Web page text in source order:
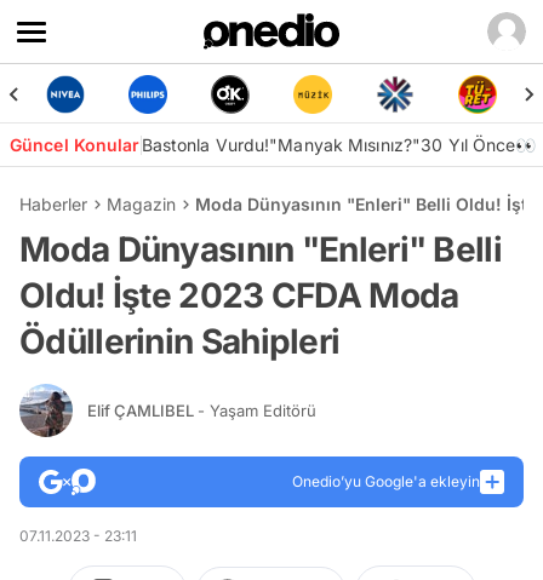
Güncel KonularBastonla Vurdu!"Manyak Mısınız?"30 Yıl Önce👀
Haberler Magazin Moda Dünyasının "Enleri" Belli Oldu!
Moda Dünyasının "Enleri" Belli
Oldu! İşte 2023 CFDA Moda
Ödüllerinin Sahipleri
Elif ÇAMLIBEL - Yaşam Editörü
Onedio’yu Google'a ekleyin
07.11.2023 - 23:11